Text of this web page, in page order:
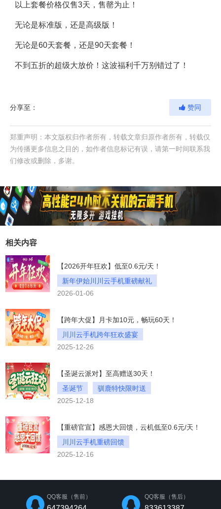
以上套餐价格仅售3天，售罄为止！
无论是标准版，还是高级版！
无论是60天套餐，还是90天套餐！
不到五折的超级大放价！这波福利千万别错过了！
赞同
分享至：
郑重声明：本文版权归作者所有，转载文章归原作者所有，转载仅
为传播更多信息之目的，如作者信息标记有误，请第一时间联系我
们修改或删除，多谢。
相关内容
【2026开年狂欢】低至0.6元/天！
新年伊始川川云手机重磅献礼
2026开年狂欢盛宴
2026-01-06
【跨年大促】月卡加10元，畅玩60天！
川川云手机跨年狂欢盛宴
新年畅享云端生活
2025-12-26
【圣诞云派对】至高赠送30天！
圣诞节
驯鹿特快限时送
圣诞云派对
2025-12-18
【重磅官宣】感恩大回馈，云机低至0.6元/天！
川川云手机重磅回馈
买得越多省得越狠
2025-12-16
QQ客服（售前） QQ客服（售后）